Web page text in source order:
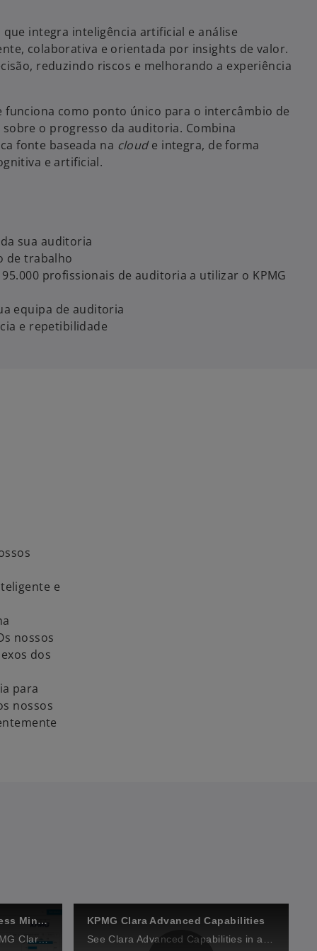
i
e
o
integra inteligência artificial e análise
colaborativa e orientada por insights de valor.
reduzindo riscos e melhorando a experiência
como ponto único para o intercâmbio de
o progresso da auditoria. Combina
fonte baseada na cloude integra, de forma
e artificial.
sua auditoria
de trabalho
profissionais de auditoria a utilizar o KPMG
equipa de auditoria
e repetibilidade
e
nossos
dos
para
nossos
KPMG Clara Business Process Mining
KPMG Clara Advanced Capabilities